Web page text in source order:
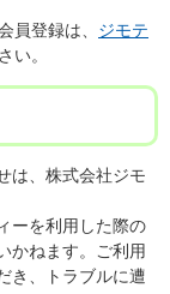
員登録は、 ジモテ
い。
は、株式会社ジモ
ーを利用した際の
かねます。ご利用
き、トラブルに遭